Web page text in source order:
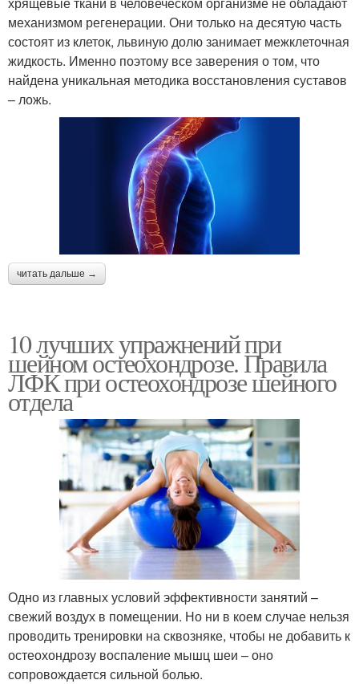
механизмом регенерации. Они только на десятую часть
состоят из клеток, львиную долю занимает межклеточная
жидкость. Именно поэтому все заверения о том, что
найдена уникальная методика восстановления суставов
– ложь.
читать дальше →
10 лучших упражнений при
шейном остеохондрозе. Правила
ЛФК при остеохондрозе шейного
отдела
Одно из главных условий эффективности занятий –
свежий воздух в помещении. Но ни в коем случае нельзя
проводить тренировки на сквозняке, чтобы не добавить к
остеохондрозу воспаление мышц шеи – оно
сопровождается сильной болью.